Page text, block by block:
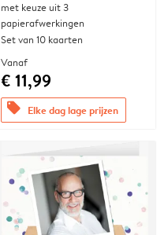
met keuze uit 3
papierafwerkingen
Set van 10 kaarten
Vanaf
€ 11,99
offers Elke dag lage prijzen